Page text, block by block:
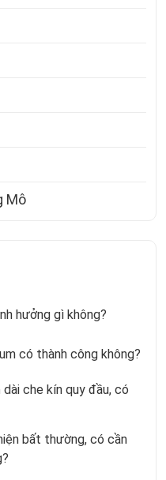
Mô
hưởng gì không?
có thành công không?
che kín quy đầu, có
bất thường, có cần